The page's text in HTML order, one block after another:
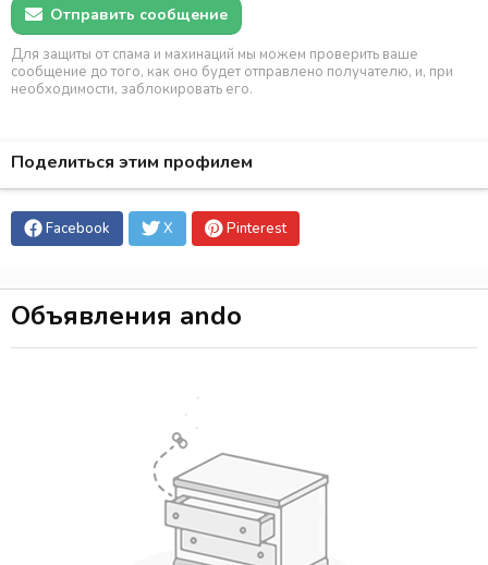
Отправить сообщение
Для защиты от спама и махинаций мы можем проверить ваше
сообщение до того, как оно будет отправлено получателю, и, при
необходимости, заблокировать его.
Поделиться этим профилем
Facebook X Pinterest
Объявления ando